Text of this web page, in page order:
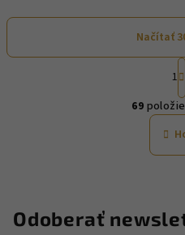
O
l
i
Načítať
r
n
i
1
69
Odoberať